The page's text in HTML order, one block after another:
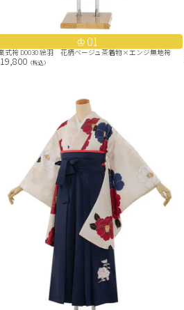
01
式袴 D0030 絵羽 花柄ベージュ茶着物×エンジ無地袴
（税込）